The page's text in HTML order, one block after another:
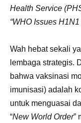
Health Service
“WHO Issues
Wah hebat sekali
lembaga strategis.
bahwa vaksinasi
imunisasi) adalah
untuk menguasai
“New World Order”